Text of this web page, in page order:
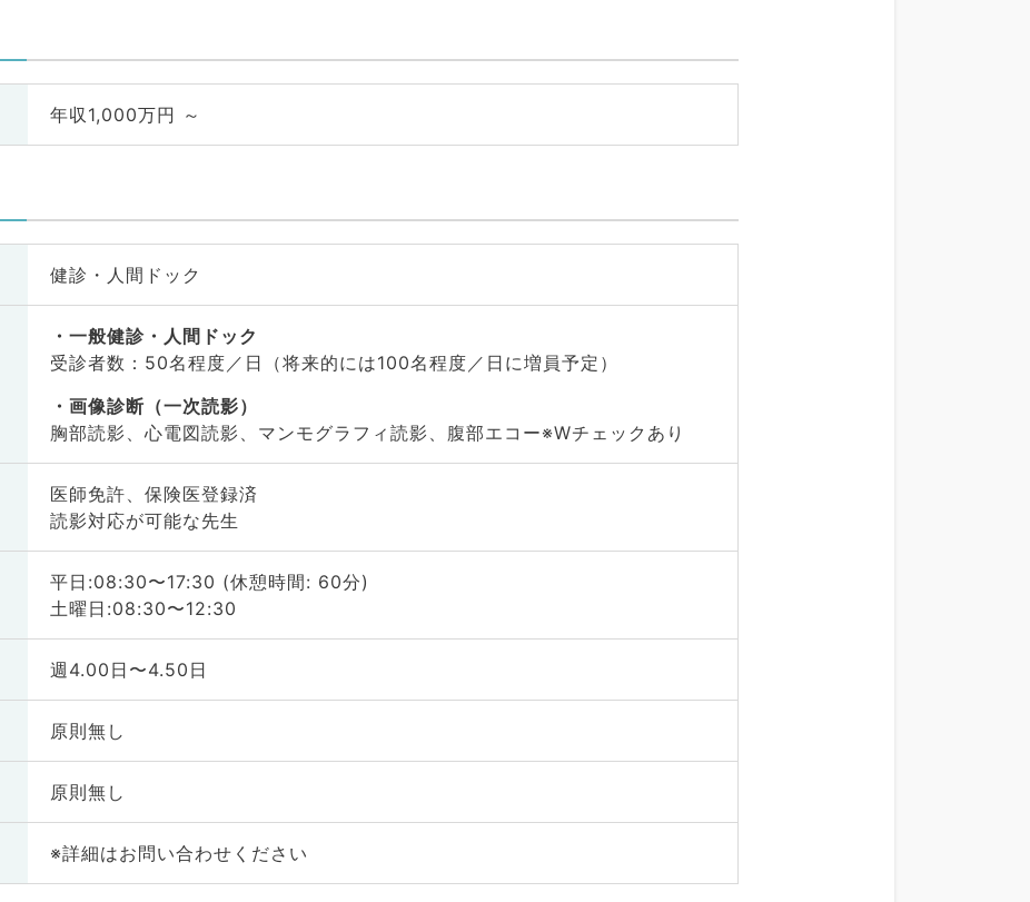
年収1,000万円 ～
健診・人間ドック
一般健診・人間ドック
受診者数：50名程度／日（将来的には100名程度／日に増員予定）
画像診断（一次読影）
胸部読影、心電図読影、マンモグラフィ読影、腹部エコー※Wチェックあり
医師免許、保険医登録済
読影対応が可能な先生
平日:08:30〜17:30 (休憩時間: 60分)
土曜日:08:30〜12:30
週4.00日〜4.50日
原則無し
原則無し
※詳細はお問い合わせください